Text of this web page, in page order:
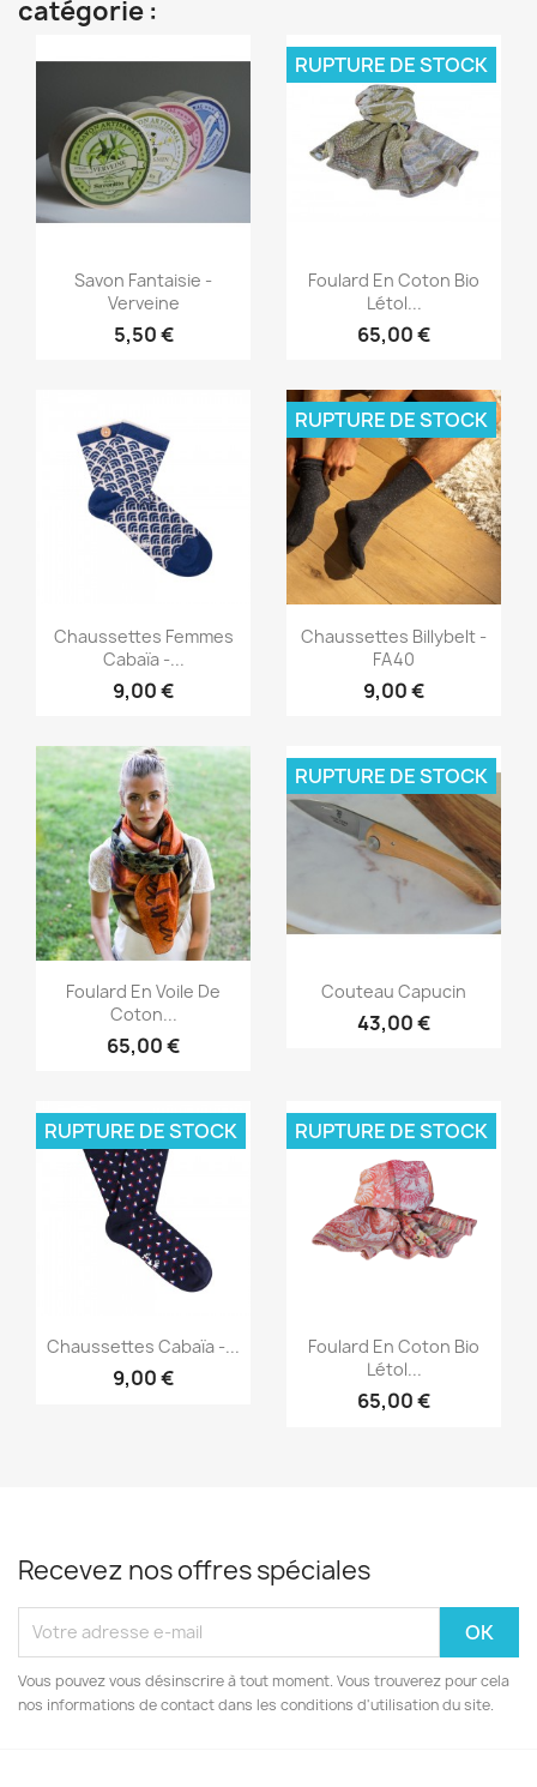
catégorie :
Aperçu rapide
Savon Fantaisie -
Verveine
5,50 €
Aperçu rapide
Foulard En Coton Bio
Létol...
65,00 €
RUPTURE DE STOCK
Aperçu rapide
Chaussettes Femmes
Cabaïa -...
9,00 €
Aperçu rapide
Chaussettes Billybelt -
FA40
9,00 €
RUPTURE DE STOCK
Aperçu rapide
Foulard En Voile De
Coton...
65,00 €
Aperçu rapide
Couteau Capucin
43,00 €
RUPTURE DE STOCK
Aperçu rapide
Chaussettes Cabaïa -...
9,00 €
RUPTURE DE STOCK
Aperçu rapide
Foulard En Coton Bio
Létol...
65,00 €
RUPTURE DE STOCK
Recevez nos offres spéciales
Vous pouvez vous désinscrire à tout moment. Vous trouverez pour cela
nos informations de contact dans les conditions d'utilisation du site.